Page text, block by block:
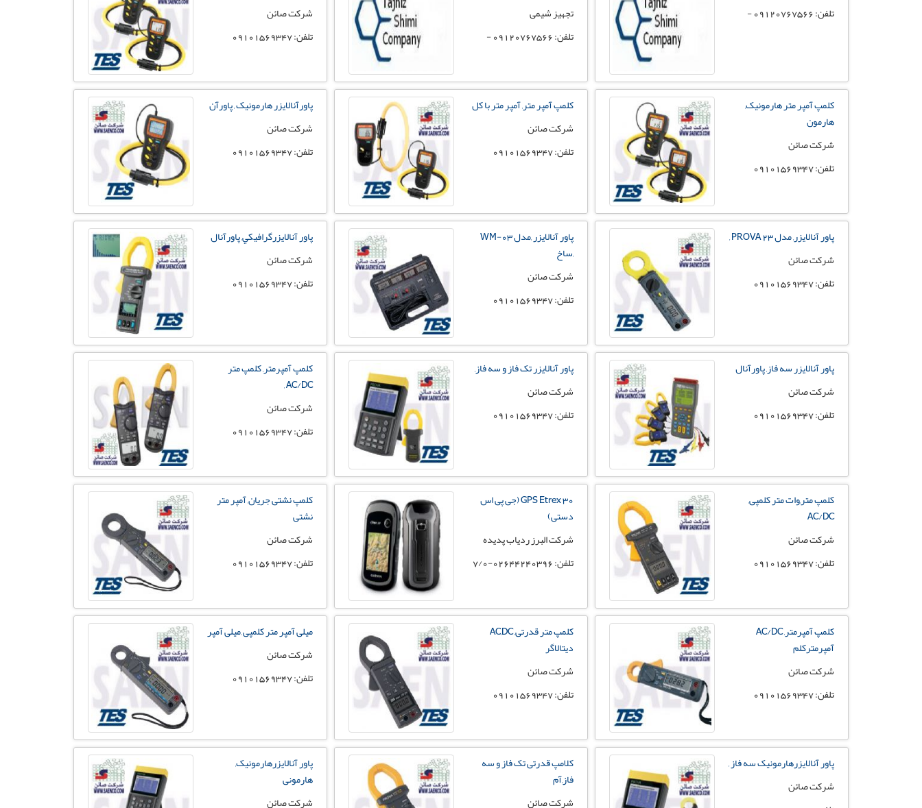
تلفن: 09120767566 -
تجهیز شیمی
تلفن: 09120767566 -
شرکت صائن
تلفن: 09101569347
کلمپ آمپر متر هارمونیک,
هارمون
شرکت صائن
تلفن: 09101569347
کلمپ آمپر متر, آمپر متر با کل
شرکت صائن
تلفن: 09101569347
پاورآنالایزر هارمونیک , پاورآن
شرکت صائن
تلفن: 09101569347
پاور آنالایزر, مدل PROVA 23 ,
شرکت صائن
تلفن: 09101569347
پاور آنالایزر ,مدل WM-03
,ساخ
شرکت صائن
تلفن: 09101569347
پاور آنالایزرگرافيكي, پاورآنال
شرکت صائن
تلفن: 09101569347
پاور آنالایزر سه فاز, پاورآنال
شرکت صائن
تلفن: 09101569347
پاور آنالایزر تک فاز و سه فاز,
شرکت صائن
تلفن: 09101569347
کلمپ آمپرمتر, کلمپ متر
AC/DC ,
شرکت صائن
تلفن: 09101569347
کلمپ متر,وات متر کلمپی,
AC/DC
شرکت صائن
تلفن: 09101569347
GPS Etrex 30 (جی پی اس
دستی)
شرکت البرز ردیاب پدیده
تلفن: 02644240396-7/0
کلمپ نشتی جریان, آمپر متر
نشتی
شرکت صائن
تلفن: 09101569347
کلمپ آمپرمتر, AC/DC
آمپرمترکلم
شرکت صائن
تلفن: 09101569347
کلمپ متر قدرتی, AC,DC
دیتالاگر
شرکت صائن
تلفن: 09101569347
میلی آمپر متر کلمپی ,میلی آمپر
شرکت صائن
تلفن: 09101569347
پاور آنالایزرهارمونیک سه فاز ,
شرکت صائن
کلامپ قدرتی تک فاز و سه
فاز,آم
شرکت صائن
پاور آنالایزرهارمونیک,
هارمونی
شرکت صائن